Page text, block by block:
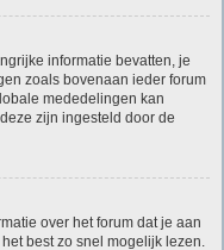
informatie bevatten, je
zoals bovenaan ieder forum
mededelingen kan
zijn ingesteld door de
over het forum dat je aan
best zo snel mogelijk lezen.